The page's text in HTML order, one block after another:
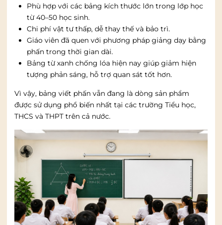
Phù hợp với các bảng kích thước lớn trong lớp học
từ 40–50 học sinh.
Chi phí vật tư thấp, dễ thay thế và bảo trì.
Giáo viên đã quen với phương pháp giảng dạy bằng
phấn trong thời gian dài.
Bảng từ xanh chống lóa hiện nay giúp giảm hiện
tượng phản sáng, hỗ trợ quan sát tốt hơn.
Vì vậy, bảng viết phấn vẫn đang là dòng sản phẩm
được sử dụng phổ biến nhất tại các trường Tiểu học,
THCS và THPT trên cả nước.